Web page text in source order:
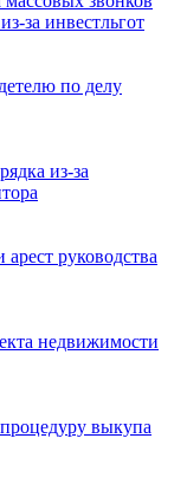
за инвестльгот
по делу
из-за
руководства
недвижимости
выкупа